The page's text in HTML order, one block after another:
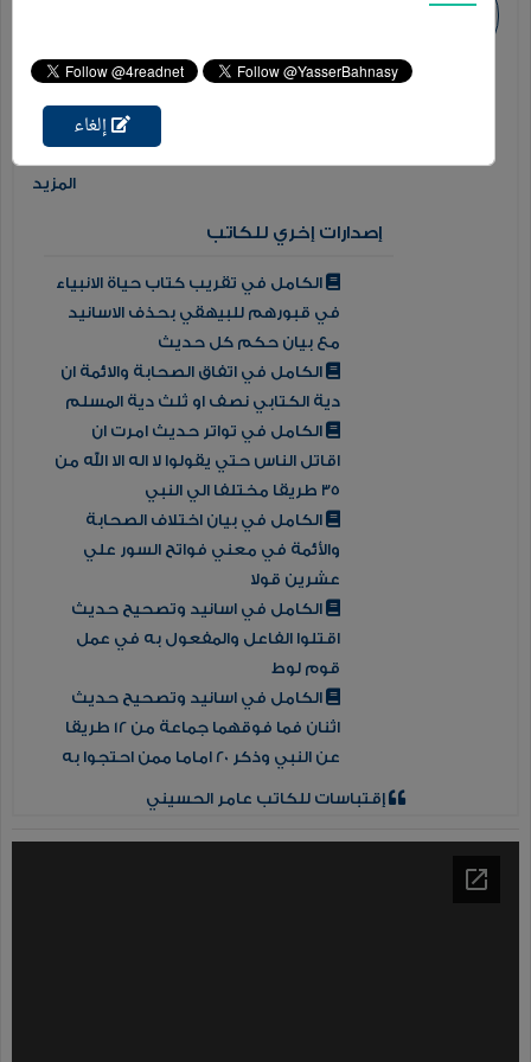
المختلفة مع الحكم علي جميع الأحاديث وفيه
أربعة وستون ألف ( 64,000 ) حديث .. ومؤلف مئات
المزيد
إصدارات إخري للكاتب
الكامل في تقريب كتاب حياة الانبياء
في قبورهم للبيهقي بحذف الاسانيد
مع بيان حكم كل حديث
الكامل في اتفاق الصحابة والائمة ان
دية الكتابي نصف او ثلث دية المسلم
الكامل في تواتر حديث امرت ان
اقاتل الناس حتي يقولوا لا اله الا الله من
35 طريقا مختلفا الي النبي
الكامل في بيان اختلاف الصحابة
والأئمة في معني فواتح السور علي
عشرين قولا
الكامل في اسانيد وتصحيح حديث
اقتلوا الفاعل والمفعول به في عمل
قوم لوط
الكامل في اسانيد وتصحيح حديث
اثنان فما فوقهما جماعة من 12 طريقا
عن النبي وذكر 20 اماما ممن احتجوا به
إقتباسات للكاتب عامر الحسيني
إلغاء